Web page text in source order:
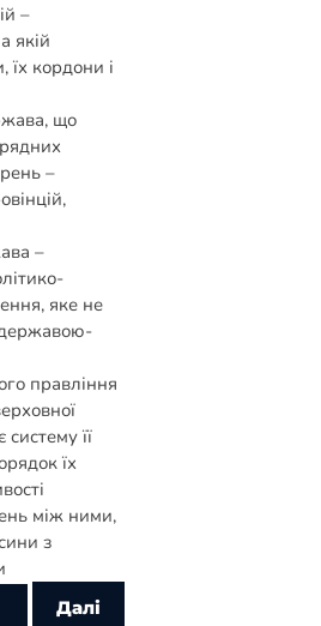
–
якій
їх кордони і
що
–
–
яке не
правління
її
їх
між ними,
з